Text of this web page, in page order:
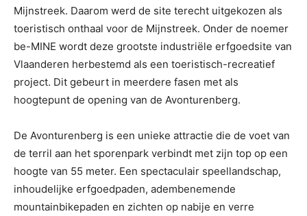
Mijnstreek. Daarom werd de site terecht uitgekozen als
toeristisch onthaal voor de Mijnstreek. Onder de noemer
be-MINE wordt deze grootste industriële erfgoedsite van
Vlaanderen herbestemd als een toeristisch-recreatief
project. Dit gebeurt in meerdere fasen met als
hoogtepunt de opening van de Avonturenberg.
De Avonturenberg is een unieke attractie die de voet van
de terril aan het sporenpark verbindt met zijn top op een
hoogte van 55 meter. Een spectaculair speellandschap,
inhoudelijke erfgoedpaden, adembenemende
mountainbikepaden en zichten op nabije en verre